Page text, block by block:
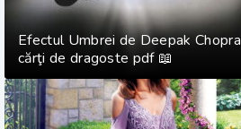
Efectul Umbrei de Deepak Chopra
cărţi de dragoste pdf 📖